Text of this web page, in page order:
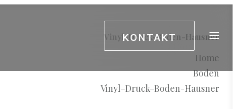
KONTAKT
Vinyl-Druck-Boden-Hausner
Home
Boden
Vinyl-Druck-Boden-Hausner